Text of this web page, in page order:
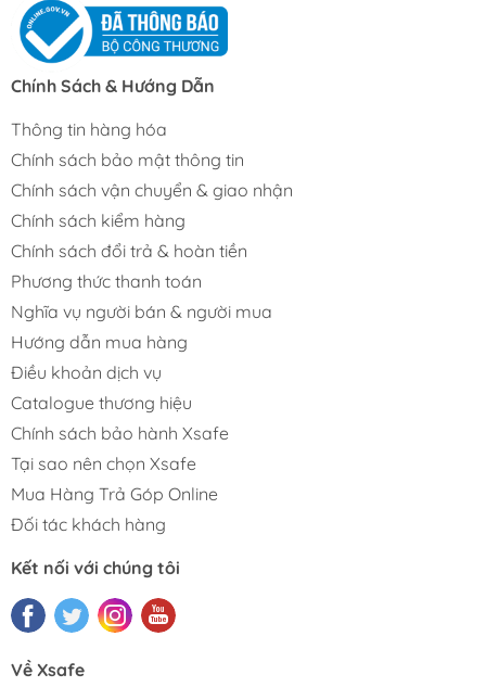
Chính Sách & Hướng Dẫn
Thông tin hàng hóa
Chính sách bảo mật thông tin
Chính sách vận chuyển & giao nhận
Chính sách kiểm hàng
Chính sách đổi trả & hoàn tiền
Phương thức thanh toán
Nghĩa vụ người bán & người mua
Hướng dẫn mua hàng
Điều khoản dịch vụ
Catalogue thương hiệu
Chính sách bảo hành Xsafe
Tại sao nên chọn Xsafe
Mua Hàng Trả Góp Online
Đối tác khách hàng
Kết nối với chúng tôi
Về Xsafe